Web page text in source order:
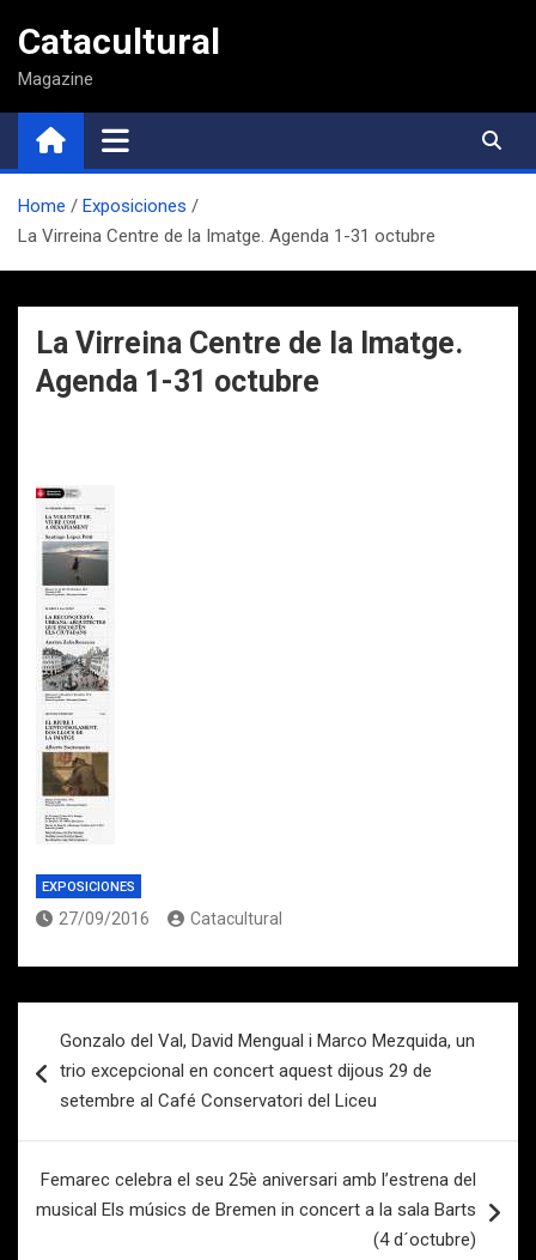
contenido
Catacultural
Magazine
Home
Exposiciones
La Virreina Centre de la Imatge. Agenda 1-31 octubre
La Virreina Centre de la Imatge.
Agenda 1-31 octubre
EXPOSICIONES
27/09/2016 Catacultural
de
entradas
Gonzalo del Val, David Mengual i Marco Mezquida, un
trio excepcional en concert aquest dijous 29 de
setembre al Café Conservatori del Liceu
Femarec celebra el seu 25è aniversari amb l’estrena del
musical Els músics de Bremen in concert a la sala Barts
(4 d´octubre)